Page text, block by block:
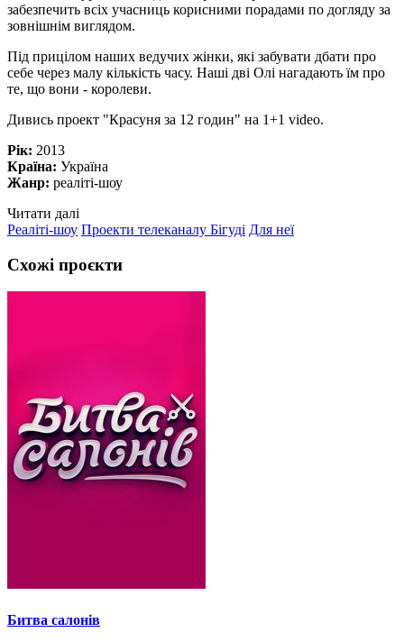
забезпечить всіх учасниць корисними порадами по догляду за
зовнішнім виглядом.
Під прицілом наших ведучих жінки, які забувати дбати про
себе через малу кількість часу. Наші дві Олі нагадають їм про
те, що вони - королеви.
Дивись проект "Красуня за 12 годин" на 1+1 video.
Рік: 2013
Країна: Україна
Жанр: реаліті-шоу
Читати далі
Реаліті-шоу Проекти телеканалу Бігуді Для неї
Схожі проєкти
Битва салонів